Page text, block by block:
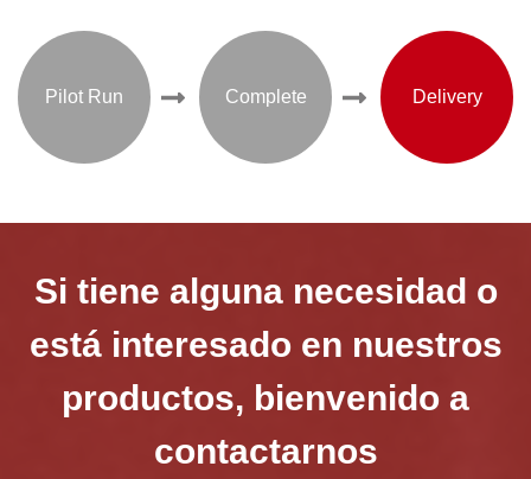
Pilot Run Complete Delivery
Si tiene alguna necesidad o
está interesado en nuestros
productos, bienvenido a
contactarnos